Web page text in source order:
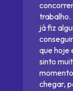
trabalho.
já fiz
que hoje
sinto
chegar,